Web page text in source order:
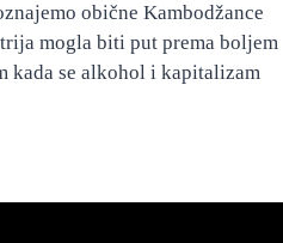
obične Kambodžance
mogla biti put prema boljem
kada se alkohol i kapitalizam